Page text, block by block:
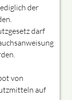
der
darf
von
auf